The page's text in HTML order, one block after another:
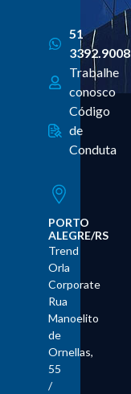
51
3392.9008
Trabalhe
conosco
Código
de
Conduta
PORTO
ALEGRE/RS
Trend
Orla
Corporate
Rua
Manoelito
de
Ornellas,
55
/